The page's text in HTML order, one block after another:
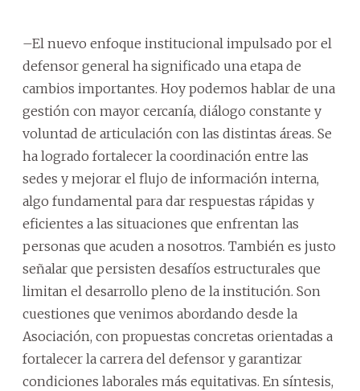
–El nuevo enfoque institucional impulsado por el
defensor general ha significado una etapa de
cambios importantes. Hoy podemos hablar de una
gestión con mayor cercanía, diálogo constante y
voluntad de articulación con las distintas áreas. Se
ha logrado fortalecer la coordinación entre las
sedes y mejorar el flujo de información interna,
algo fundamental para dar respuestas rápidas y
eficientes a las situaciones que enfrentan las
personas que acuden a nosotros. También es justo
señalar que persisten desafíos estructurales que
limitan el desarrollo pleno de la institución. Son
cuestiones que venimos abordando desde la
Asociación, con propuestas concretas orientadas a
fortalecer la carrera del defensor y garantizar
condiciones laborales más equitativas. En síntesis,